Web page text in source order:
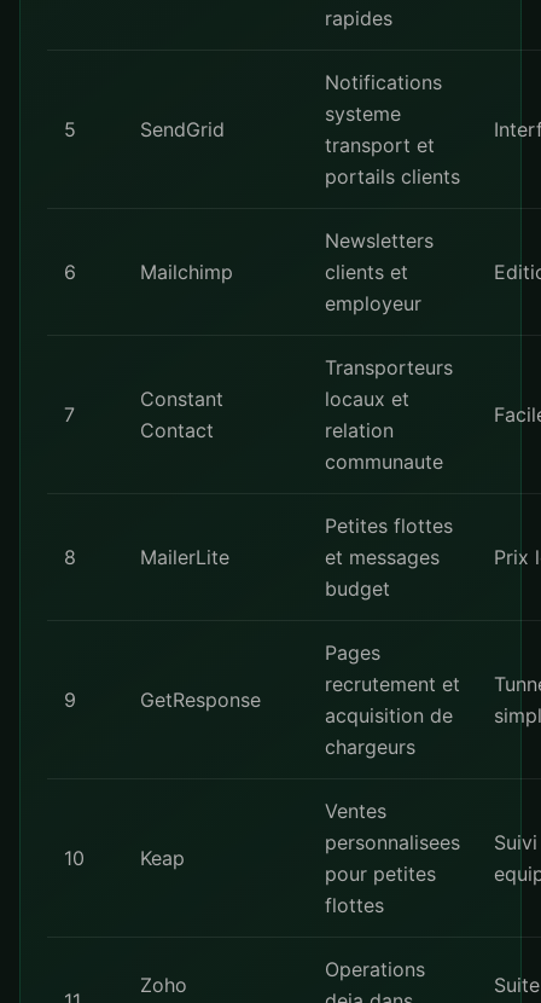
rapides
5 SendGrid
Notifications
systeme
transport et
portails clients
6 Mailchimp
Newsletters
clients et
employeur
7
Constant
Contact
Transporteurs
locaux et
relation
communaute
8 MailerLite
Petites flottes
et messages
budget
Prix
9 GetResponse
Pages
recrutement et
acquisition de
chargeurs
10 Keap
Ventes
personnalisees
pour petites
flottes
Zoho
Operations
Suite